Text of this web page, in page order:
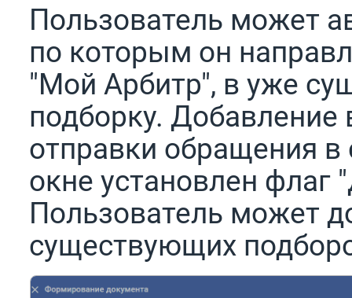
Пользователь может
по которым он
"Мой Арбитр", в уже
подборку. Добавление
отправки обращения
окне установлен флаг
Пользователь может
существующих